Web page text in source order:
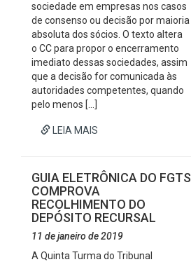
sociedade em empresas nos casos
de consenso ou decisão por maioria
absoluta dos sócios. O texto altera
o CC para propor o encerramento
imediato dessas sociedades, assim
que a decisão for comunicada às
autoridades competentes, quando
pelo menos […]
LEIA MAIS
GUIA ELETRÔNICA DO FGTS
COMPROVA
RECOLHIMENTO DO
DEPÓSITO RECURSAL
11 de janeiro de 2019
A Quinta Turma do Tribunal